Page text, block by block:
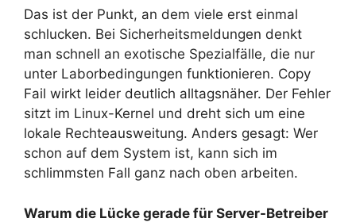
Das ist der Punkt, an dem viele erst einmal
schlucken. Bei Sicherheitsmeldungen denkt
man schnell an exotische Spezialfälle, die nur
unter Laborbedingungen funktionieren. Copy
Fail wirkt leider deutlich alltagsnäher. Der Fehler
sitzt im Linux-Kernel und dreht sich um eine
lokale Rechteausweitung. Anders gesagt: Wer
schon auf dem System ist, kann sich im
schlimmsten Fall ganz nach oben arbeiten.
Warum die Lücke gerade für Server-Betreiber